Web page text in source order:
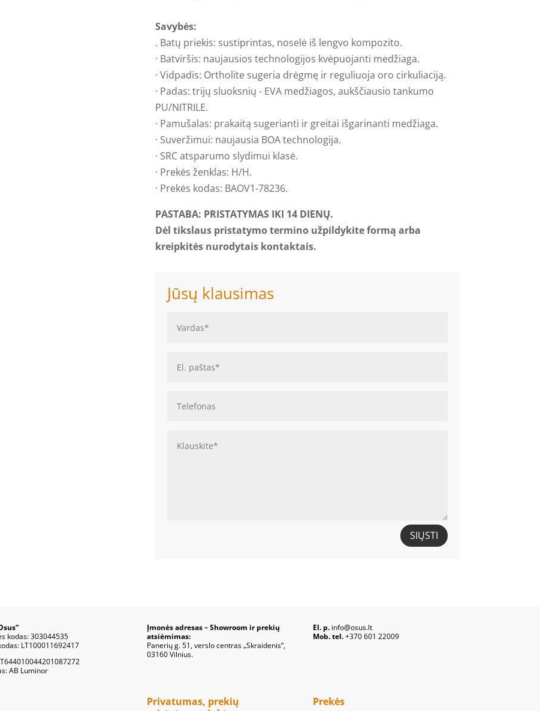
Savybės:
. Batų priekis: sustiprintas, noselė iš lengvo kompozito.
· Batviršis: naujausios technologijos kvėpuojanti medžiaga.
· Vidpadis: Ortholite sugeria drėgmę ir reguliuoja oro cirkuliaciją.
· Padas: trijų sluoksnių - EVA medžiagos, aukščiausio tankumo
PU/NITRILE.
· Pamušalas: prakaitą sugerianti ir greitai išgarinanti medžiaga.
· Suveržimui: naujausia BOA technologija.
· SRC atsparumo slydimui klasė.
· Prekės ženklas: H/H.
· Prekės kodas: BAOV1-78236.
PASTABA: PRISTATYMAS IKI 14 DIENŲ.
Dėl tikslaus pristatymo termino užpildykite formą arba
kreipkitės nurodytais kontaktais.
Jūsų klausimas
SIŲSTI
kodas: 303044535
LT100011692417
AB Luminor
Įmonės adresas – Showroom ir prekių
atsiėmimas:
Panerių g. 51, verslo centras „Skraidenis“,
03160 Vilnius.
El. p.info@osus.lt
Mob. tel.+370 601 22009
Privatumas, prekių
Prekės